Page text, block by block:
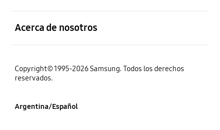
Acerca de nosotros
Copyright© 1995-2026 Samsung. Todos los derechos
reservados.
Argentina/Español